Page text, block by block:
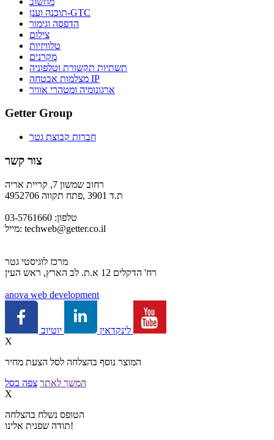
תוכנה וענן-GTC
הדפסה וגימור
צילום
טלוויזיות
מקרנים
תשתיות תקשורת וטלפוניה
מצלמות אבטחה IP
ארגונומיה ומטהרי אוויר
Getter Group
חברות קבוצת גטר
צור קשר
רחוב שמשון 7, קריית אריה
ת.ד 3901 ,פתח תקווה 4952706
טלפון: 03-5761660
מייל: techweb@getter.co.il
מרכז לוגיסטי גטר
רח' הדקלים 12 א.ת. לב הארץ, ראש העין
anova web development
לינקדאין
X
המוצר נוסף בהצלחה לסל הצעת מחיר
המשך לאתר צפה בסל
X
הטופס נשלח בהצלחה
תודה שפנית אלינו!